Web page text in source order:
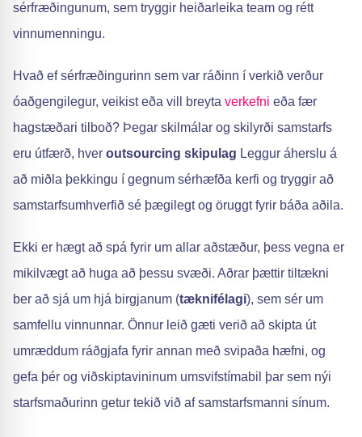
sérfræðingunum, sem tryggir heiðarleika team og rétt
vinnumenningu.
Hvað ef sérfræðingurinn sem var ráðinn í verkið verður
óaðgengilegur, veikist eða vill breyta verkefni eða fær
hagstæðari tilboð? Þegar skilmálar og skilyrði samstarfs
eru útfærð, hver outsourcing skipulag Leggur áherslu á
að miðla þekkingu í gegnum sérhæfða kerfi og tryggir að
samstarfsumhverfið sé þægilegt og öruggt fyrir báða aðila.
Ekki er hægt að spá fyrir um allar aðstæður, þess vegna er
mikilvægt að huga að þessu svæði. Aðrar þættir tiltækni
ber að sjá um hjá birgjanum (tæknifélagi), sem sér um
samfellu vinnunnar. Önnur leið gæti verið að skipta út
umræddum ráðgjafa fyrir annan með svipaða hæfni, og
gefa þér og viðskiptavininum umsvifstímabil þar sem nýi
starfsmaðurinn getur tekið við af samstarfsmanni sínum.